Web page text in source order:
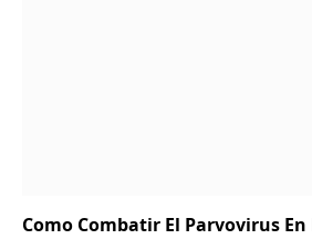
Como Combatir El Parvovirus En